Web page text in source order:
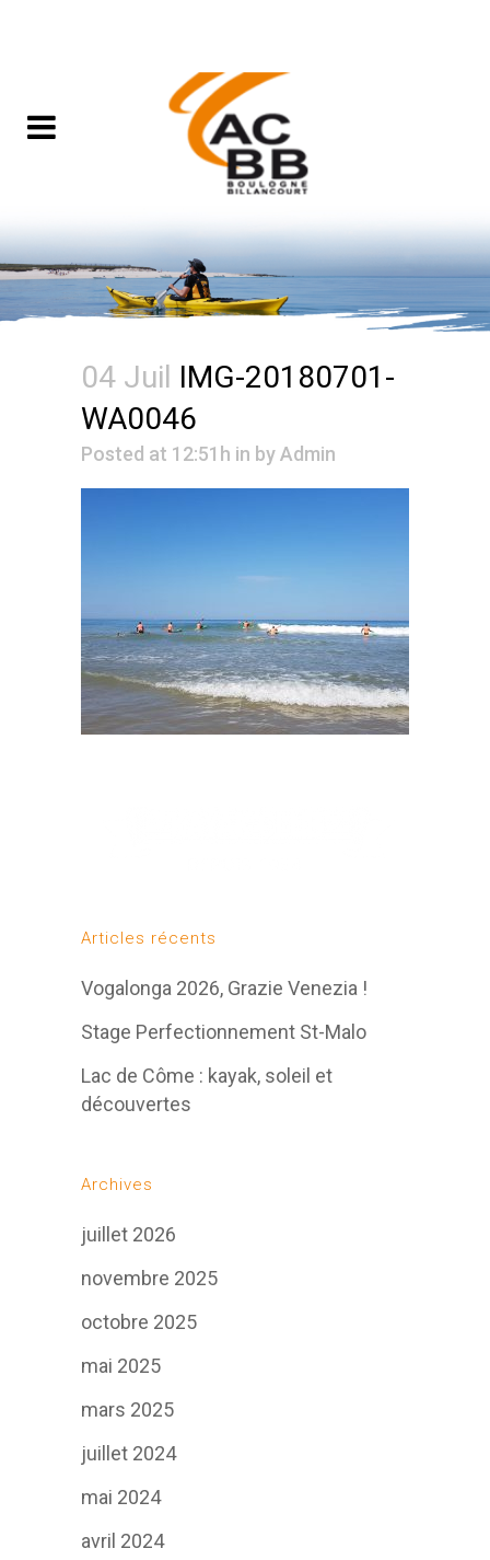
04 Juil IMG-20180701-
WA0046
Posted at 12:51h in byAdmin
Articles récents
Vogalonga 2026, Grazie Venezia !
Stage Perfectionnement St-Malo
Lac de Côme : kayak, soleil et
découvertes
Archives
juillet 2026
novembre 2025
octobre 2025
mai 2025
mars 2025
juillet 2024
mai 2024
avril 2024